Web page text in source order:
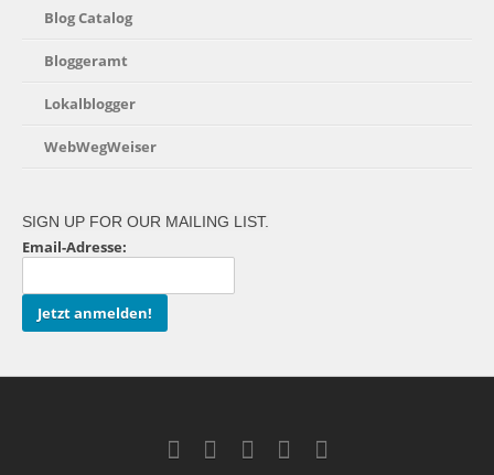
Blog Catalog
Bloggeramt
Lokalblogger
WebWegWeiser
SIGN UP FOR OUR MAILING LIST.
Email-Adresse: